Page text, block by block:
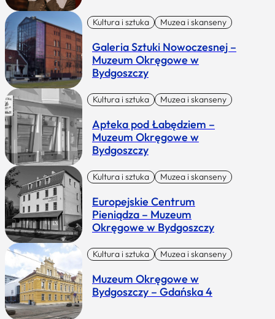
Kultura i sztuka Muzea i skanseny
Galeria Sztuki Nowoczesnej –
Muzeum Okręgowe w
Bydgoszczy
Kultura i sztuka Muzea i skanseny
Apteka pod Łabędziem –
Muzeum Okręgowe w
Bydgoszczy
Kultura i sztuka Muzea i skanseny
Europejskie Centrum
Pieniądza – Muzeum
Okręgowe w Bydgoszczy
Kultura i sztuka Muzea i skanseny
Muzeum Okręgowe w
Bydgoszczy – Gdańska 4